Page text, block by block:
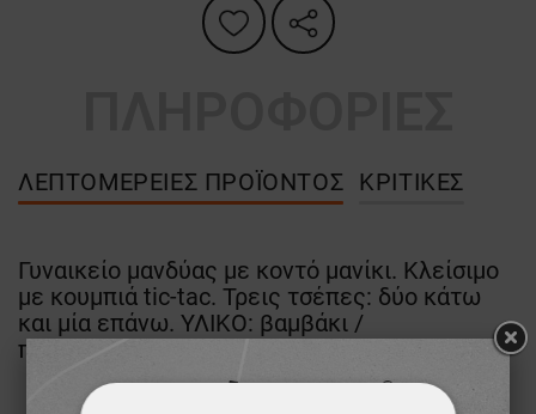
ΛΕΠΤΟΜΈΡΕΙΕΣ ΠΡΟΪΌΝΤΟΣ ΚΡΙΤΙΚΈΣ
Γυναικείο μανδύας με κοντό μανίκι. Κλείσιμο
με κουμπιά tic-tac. Τρεις τσέπες: δύο κάτω
και μία επάνω. ΥΛΙΚΟ: βαμβάκι /
πολυεστέρας.